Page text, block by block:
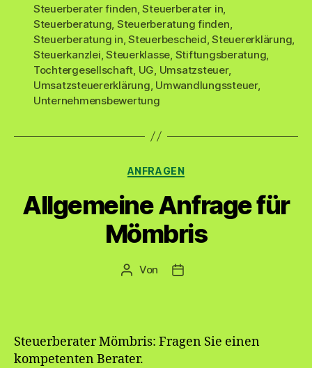
Steuerberater finden ,Steuerberater in
Steuerberatung Steuerberatung finden
Steuerberatung in ,Steuerbescheid ,Steuererklärung
Steuerkanzlei ,Steuerklasse Stiftungsberatung
Tochtergesellschaft UG Umsatzsteuer,
Umsatzsteuererklärung Umwandlungssteuer,
Unternehmensbewertung
Kategorien
ANFRAGEN
Allgemeine Anfrage für
Mömbris
Beitragsautor
Von Veröffentlichungsdatum
Steuerberater Mömbris: Fragen Sie einen
kompetenten Berater.